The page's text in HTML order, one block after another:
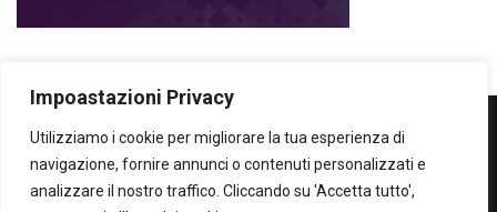
Impoastazioni Privacy
Utilizziamo i cookie per migliorare la tua esperienza di
navigazione, fornire annunci o contenuti personalizzati e
analizzare il nostro traffico. Cliccando su 'Accetta tutto',
WOWOWOW
SOLO IL MEGLIO...SECONDO ME!